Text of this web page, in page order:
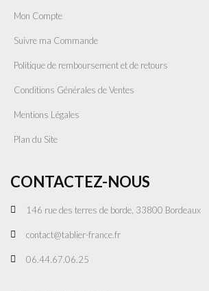
Mon Compte
Suivre ma Commande
Politique de remboursement et de retours
Conditions Générales de Ventes
Mentions Légales
Plan du Site
CONTACTEZ-NOUS
146 rue des terres de borde, 33800 Bordeaux
contact@tablier-france.fr
06.44.67.06.25